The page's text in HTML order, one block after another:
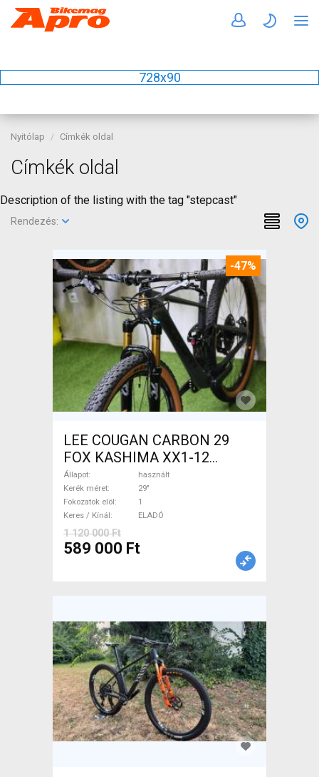
728x90
Nyitólap Címkék oldal
Címkék oldal
Description of the listing with the tag "stepcast"
Rendezés:
-47%
LEE COUGAN CARBON 29
FOX KASHIMA XX1-12
Mountain Bike 29" össztelós
/ fully használt ELADÓ
Állapot
használt
Kerék méret
29"
Fokozatok elöl
1
Keres / Kínál
ELADÓ
1 120 000 Ft
589 000 Ft